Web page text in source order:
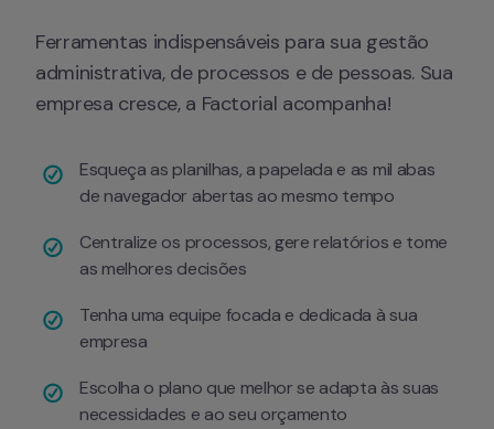
Ferramentas indispensáveis para sua gestão
administrativa, de processos e de pessoas. Sua
Esqueça as planilhas, a papelada e as mil abas
de navegador abertas ao mesmo tempo
Centralize os processos, gere relatórios e tome
as melhores decisões
Tenha uma equipe focada e dedicada à sua
empresa
Escolha o plano que melhor se adapta às suas
necessidades e ao seu orçamento